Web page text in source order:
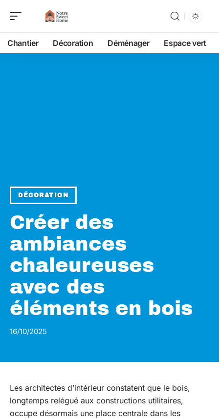
Chantier Décoration Déménager Espace vert
DÉCORATION
Créer des
ambiances
chaleureuses
avec des
éléments en bois
16/10/2025
Les architectes d’intérieur constatent que le bois,
longtemps relégué aux constructions utilitaires,
occupe désormais une place centrale dans les